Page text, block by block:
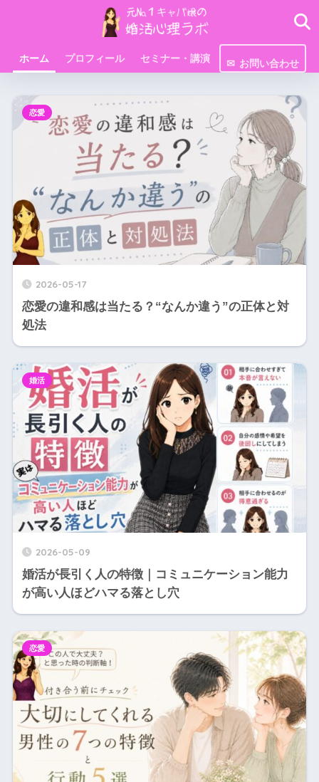
ホーム プロフィール セミナー・講演 お問い合わせ
2026-05-17
恋愛の違和感は当たる？“なんか違う”の正体と対
処法
恋愛
2026-05-09
婚活が長引く人の特徴｜コミュニケーション能力
が高い人ほどハマる落とし穴
婚活
恋愛